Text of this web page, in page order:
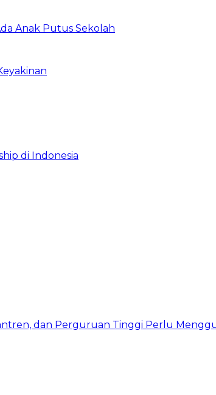
Anak Putus Sekolah
di Indonesia
dan Perguruan Tinggi Perlu